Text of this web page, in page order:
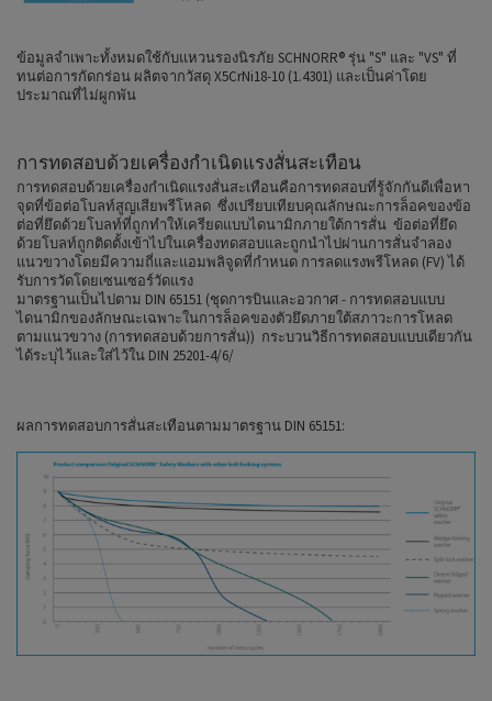
ข้อมูลจำเพาะทั้งหมดใช้กับแหวนรองนิรภัย SCHNORR® รุ่น "S" และ "VS" ที่
ทนต่อการกัดกร่อน ผลิตจากวัสดุ X5CrNi18-10 (1.4301) และเป็นค่าโดย
ประมาณที่ไม่ผูกพัน
การทดสอบด้วยเครื่องกำเนิดแรงสั่นสะเทือน
การทดสอบด้วยเครื่องกำเนิดแรงสั่นสะเทือนคือการทดสอบที่รู้จักกันดีเพื่อหา
จุดที่ข้อต่อโบลท์สูญเสียพรีโหลด ซึ่งเปรียบเทียบคุณลักษณะการล็อคของข้อ
ต่อที่ยึดด้วยโบลท์ที่ถูกทำให้เครียดแบบไดนามิกภายใต้การสั่น ข้อต่อที่ยึด
ด้วยโบลท์ถูกติดตั้งเข้าไปในเครื่องทดสอบและถูกนำไปผ่านการสั่นจำลอง
แนวขวางโดยมีความถี่และแอมพลิจูดที่กำหนด การลดแรงพรีโหลด (FV) ได้
รับการวัดโดยเซนเซอร์วัดแรง
มาตรฐานเป็นไปตาม DIN 65151 (ชุดการบินและอวกาศ - การทดสอบแบบ
ไดนามิกของลักษณะเฉพาะในการล็อคของตัวยึดภายใต้สภาวะการโหลด
ตามแนวขวาง (การทดสอบด้วยการสั่น)) กระบวนวิธีการทดสอบแบบเดียวกัน
ได้ระบุไว้และใส่ไว้ใน DIN 25201-4/6/
ผลการทดสอบการสั่นสะเทือนตามมาตรฐาน DIN 65151: